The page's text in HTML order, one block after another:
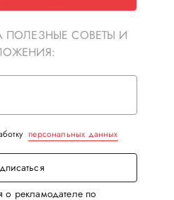
СОВЕТЫ И
персональных данных
рекламодателе по